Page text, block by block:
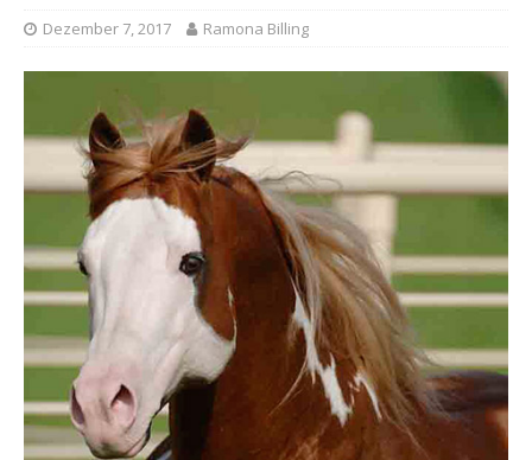
Dezember 7, 2017 Ramona Billing